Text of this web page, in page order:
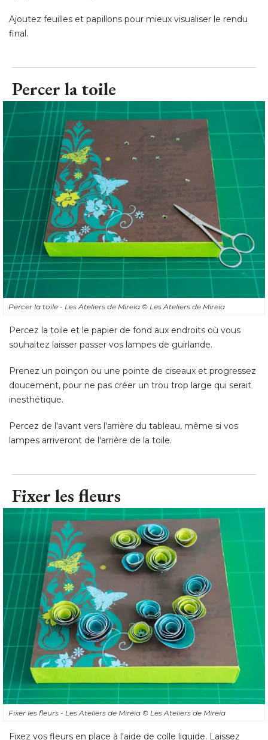
Percer la toile
Percer la toile - Les Ateliers de Mireia © Les Ateliers de Mireia
Percez la toile et le papier de fond aux endroits où vous
souhaitez laisser passer vos lampes de guirlande.
Prenez un poinçon ou une pointe de ciseaux et progressez
doucement, pour ne pas créer un trou trop large qui serait
inesthétique.
Percez de l'avant vers l'arrière du tableau, même si vos
lampes arriveront de l'arrière de la toile.
Fixer les fleurs
Fixer les fleurs - Les Ateliers de Mireia © Les Ateliers de Mireia
Fixez vos fleurs en place à l'aide de colle liquide. Laissez
bien sécher avant de suspendre votre tableau.
(prise quasi immédiate).